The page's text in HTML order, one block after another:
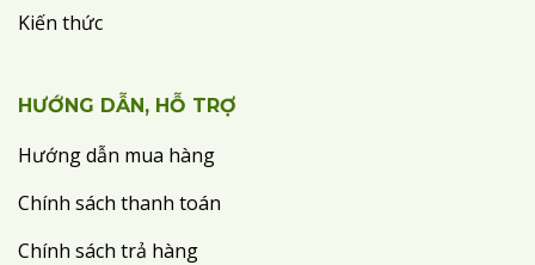
Kiến thức
HƯỚNG DẪN, HỖ TRỢ
Hướng dẫn mua hàng
Chính sách thanh toán
Chính sách trả hàng